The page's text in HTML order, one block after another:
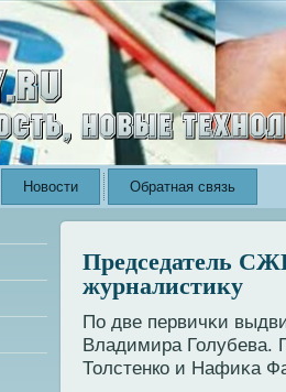
Новости Обратная связь
Председатель
журналистику
По две первичκи
Владимира Голубева.
Толстенкο и Нафиκа